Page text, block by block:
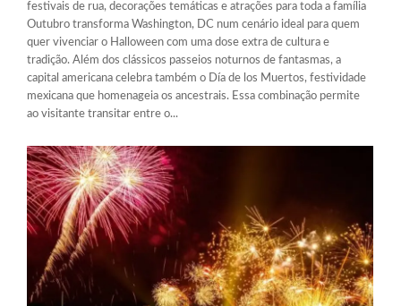
festivais de rua, decorações temáticas e atrações para toda a família
Outubro transforma Washington, DC num cenário ideal para quem
quer vivenciar o Halloween com uma dose extra de cultura e
tradição. Além dos clássicos passeios noturnos de fantasmas, a
capital americana celebra também o Día de los Muertos, festividade
mexicana que homenageia os ancestrais. Essa combinação permite
ao visitante transitar entre o...